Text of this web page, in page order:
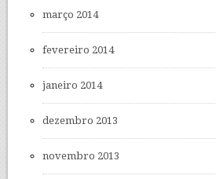
março 2014
fevereiro 2014
janeiro 2014
dezembro 2013
novembro 2013